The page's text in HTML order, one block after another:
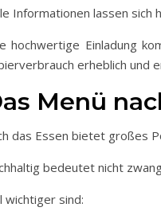
Informationen lassen
hochwertige Einladung
erheblich und
Menü
das Essen bietet großes
bedeutet nicht
wichtiger sind: